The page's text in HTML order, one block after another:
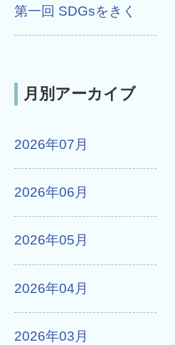
第一回 SDGsをきく
月別アーカイブ
2026年07月
2026年06月
2026年05月
2026年04月
2026年03月